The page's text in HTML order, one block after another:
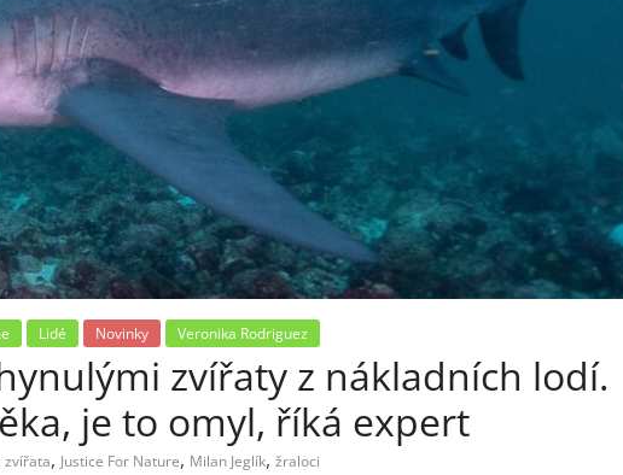
Lidé Novinky Veronika Rodriguez
zvířaty z nákladních lodí.
je to omyl, říká expert
zvířata, Justice For Nature, Milan Jeglík, žraloci